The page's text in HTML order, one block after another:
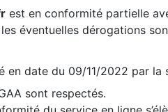
est en conformité partielle
éventuelles dérogations
en date du 09/11/2022 par
sont respectés.